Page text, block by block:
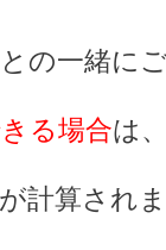
の一緒に
る場合は
計算され